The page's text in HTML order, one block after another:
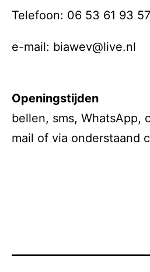
Telefoon: 06 53 61 93 57
e-mail: biawev@live.nl
Openingstijden
bellen, sms, WhatsApp,
mail of via onderstaand